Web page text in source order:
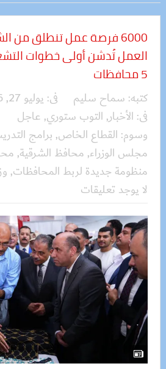
6000 فرصة عمل تنطلق من
العمل تُدشن أولى خطوات
5 محافظات
كتبه: سماح سليم فى: يوليو 27, 2026
فى: الأخبار, التوب ستوري, عاجل
وسوم: القطاع الخاص, برامج
مجلس الوزراء, محافظ الشرقية,
منظومة جديدة لربط المحافظات,
لا يوجد تعليقات